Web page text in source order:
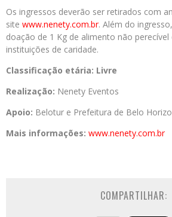
Os ingressos deverão ser retirados com
site www.nenety.com.br. Além do
doação de 1 Kg de alimento não
instituições de caridade.
Classificação etária: Livre
Realização: Nenety Eventos
Apoio: Belotur e Prefeitura de Belo
Mais informações: www.nenety.com.br
COMPARTILHAR: